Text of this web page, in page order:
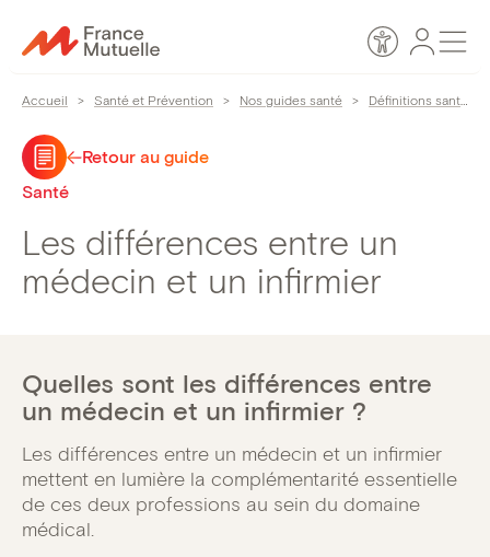
au
Accessibilité
Espace
Accueil > Santé et Prévention > Nos guides santé > Définitions santé
Retour au guide
Santé
Les différences entre un
médecin et un infirmier
Quelles sont les différences entre
un médecin et un infirmier ?
Les différences entre un médecin et un infirmier
mettent en lumière la complémentarité essentielle
de ces deux professions au sein du domaine
médical.